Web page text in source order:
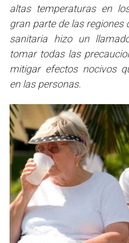
altas temperaturas en
gran parte de las regiones
sanitaria hizo un
tomar todas las
mitigar efectos nocivos
en las personas.